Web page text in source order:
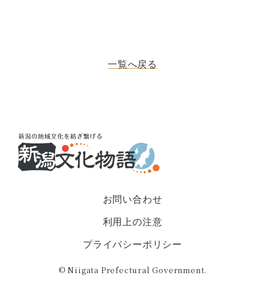
一覧へ戻る
お問い合わせ
利用上の注意
プライバシーポリシー
© Niigata Prefectural Government.